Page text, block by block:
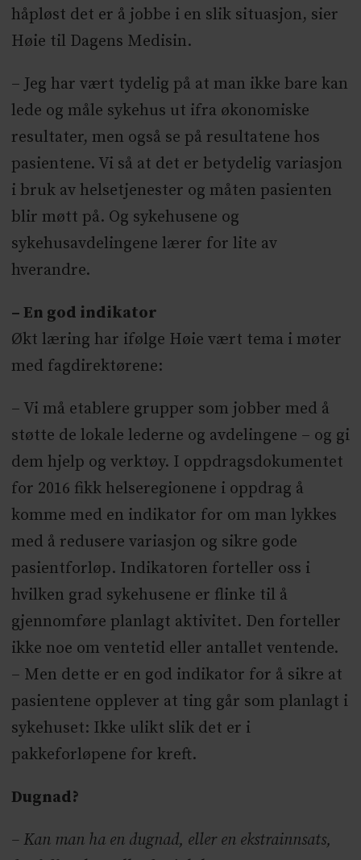
håpløst det er å jobbe i en slik situasjon, sier
Høie til Dagens Medisin.
– Jeg har vært tydelig på at man ikke bare kan
lede og måle sykehus ut ifra økonomiske
resultater, men også se på resultatene hos
pasientene. Vi så at det er betydelig variasjon
i bruk av helsetjenester og måten pasienten
blir møtt på. Og sykehusene og
sykehusavdelingene lærer for lite av
hverandre.
– En god indikator
Økt læring har ifølge Høie vært tema i møter
med fagdirektørene:
– Vi må etablere grupper som jobber med å
støtte de lokale lederne og avdelingene – og gi
dem hjelp og verktøy. I oppdragsdokumentet
for 2016 fikk helseregionene i oppdrag å
komme med en indikator for om man lykkes
med å redusere variasjon og sikre gode
pasientforløp. Indikatoren forteller oss i
hvilken grad sykehusene er flinke til å
gjennomføre planlagt aktivitet. Den forteller
ikke noe om ventetid eller antallet ventende.
– Men dette er en god indikator for å sikre at
pasientene opplever at ting går som planlagt i
sykehuset: Ikke ulikt slik det er i
pakkeforløpene for kreft.
Dugnad?
– Kan man ha en dugnad, eller en ekstrainnsats,